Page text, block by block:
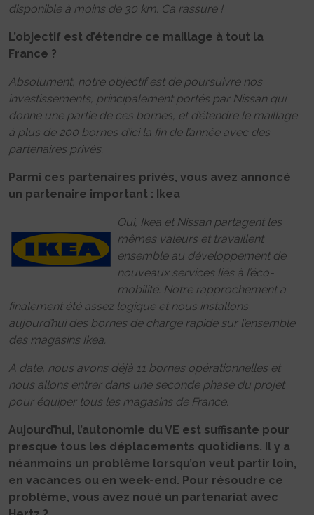
disponible à moins de 30 km. Ca rassure !
L’objectif est d’étendre ce maillage à tout la
France ?
Absolument, notre objectif est de poursuivre nos
investissements, principalement portés par Nissan qui
donne une partie de ces bornes, et d’étendre le maillage
à plus de 200 bornes d’ici la fin de l’année avec des
partenaires privés.
Parmi ces partenaires privés, vous avez annoncé
un partenaire important : Ikea
Oui, Ikea et Nissan partagent les
mêmes valeurs et travaillent
ensemble au développement de
nouveaux services liés à l’éco-
mobilité. Notre rapprochement a
finalement été assez logique et nous installons
aujourd’hui des bornes de charge rapide sur l’ensemble
des magasins Ikea.
A date, nous avons déjà 11 bornes opérationnelles et
nous allons entrer dans une seconde phase du projet
pour équiper tous les magasins de France.
Aujourd’hui, l’autonomie du VE est suffisante pour
presque tous les déplacements quotidiens. Il y a
néanmoins un problème lorsqu’on veut partir loin,
en vacances ou en week-end. Pour résoudre ce
problème, vous avez noué un partenariat avec